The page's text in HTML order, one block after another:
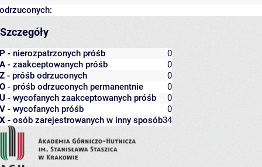
odrzuconych:
Szczegóły
P - nierozpatrzonych próśb
0
A - zaakceptowanych próśb
0
Z - próśb odrzuconych
0
O - próśb odrzuconych permanentnie
0
U - wycofanych zaakceptowanych próśb
0
V - wycofanych próśb
0
X - osób zarejestrowanych w inny sposób34